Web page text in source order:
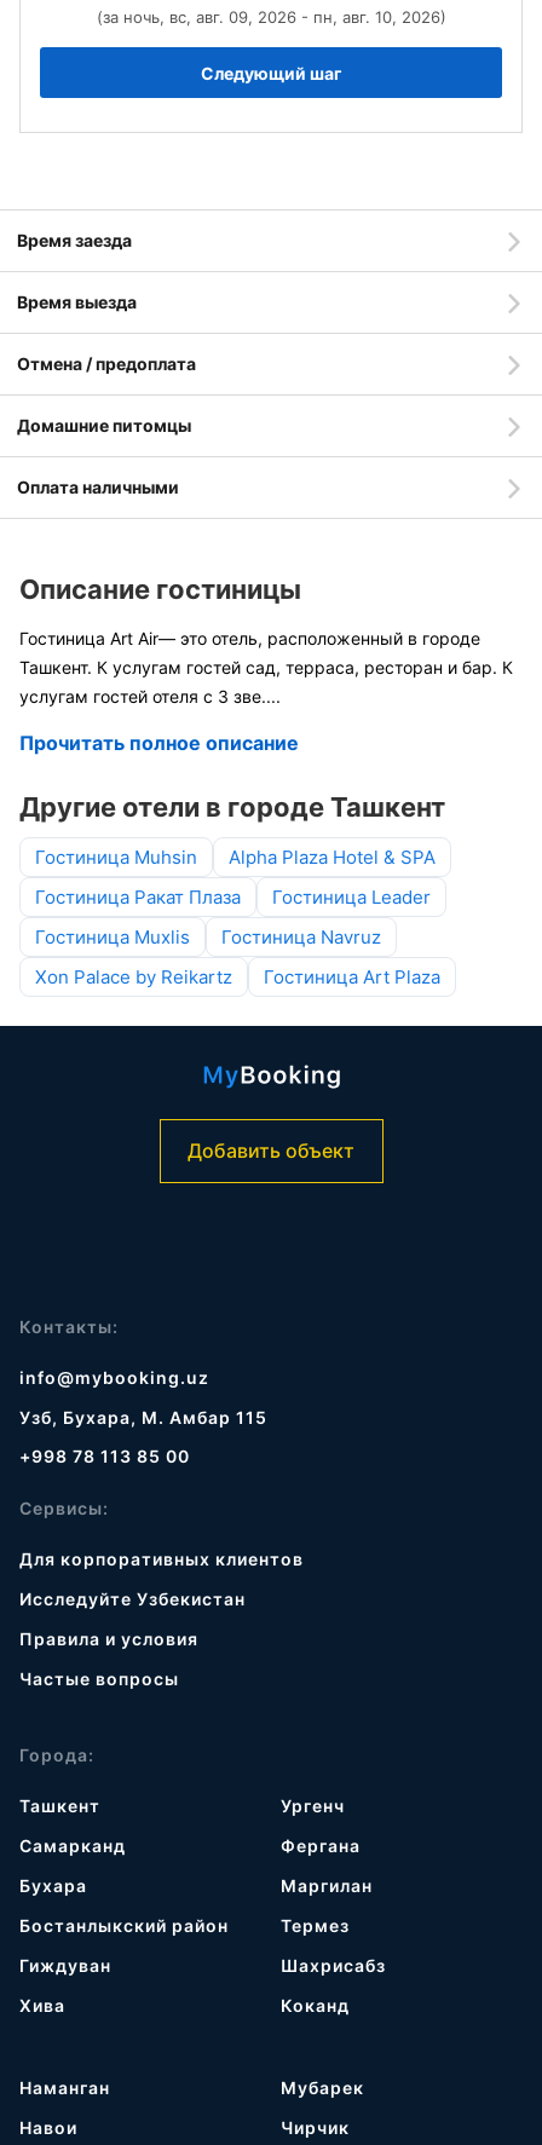
(за ночь, вс, авг. 09, 2026 - пн, авг. 10, 2026)
Следующий шаг
Время заезда
Время выезда
Отмена / предоплата
Домашние питомцы
Оплата наличными
Описание гостиницы
Гостиница Art Air— это отель, расположенный в городе
Ташкент. К услугам гостей сад, терраса, ресторан и бар. К
услугам гостей отеля с 3 зве....
Прочитать полное описание
Другие отели в городе Ташкент
Гостиница Muhsin
Alpha Plaza Hotel & SPA
Гостиница Ракат Плаза
Гостиница Leader
Гостиница Muxlis
Гостиница Navruz
Xon Palace by Reikartz
Гостиница Art Plaza
Добавить объект
Контакты:
info@mybooking.uz
Узб, Бухара, М. Амбар 115
+998 78 113 85 00
Сервисы:
Для корпоративных клиентов
Исследуйте Узбекистан
Правила и условия
Частые вопросы
Города:
Ташкент
Самарканд
Бухара
Бостанлыкский район
Гиждуван
Хива
Ургенч
Фергана
Маргилан
Термез
Шахрисабз
Коканд
Наманган
Навои
Мубарек
Чирчик